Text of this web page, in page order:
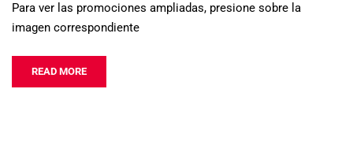
Para ver las promociones ampliadas, presione sobre la
imagen correspondiente
READ MORE